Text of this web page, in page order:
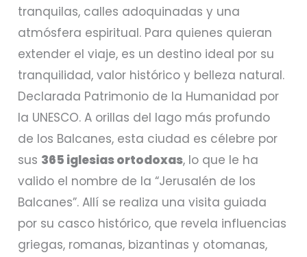
tranquilas, calles adoquinadas y una
atmósfera espiritual. Para quienes quieran
extender el viaje, es un destino ideal por su
tranquilidad, valor histórico y belleza natural.
Declarada Patrimonio de la Humanidad por
la UNESCO. A orillas del lago más profundo
de los Balcanes, esta ciudad es célebre por
sus 365 iglesias ortodoxas, lo que le ha
valido el nombre de la “Jerusalén de los
Balcanes”. Allí se realiza una visita guiada
por su casco histórico, que revela influencias
griegas, romanas, bizantinas y otomanas,